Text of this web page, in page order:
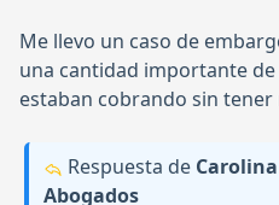
Me llevo un caso de
una cantidad importante
estaban cobrando sin
Respuesta de
Abogados